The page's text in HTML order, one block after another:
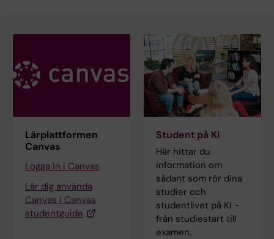
Lärplattformen
Canvas
Logga in i Canvas
Lär dig använda
Canvas i Canvas
studentguide
Student på KI
Här hittar du
information om
sådant som rör dina
studier och
studentlivet på KI -
från studiestart till
examen.